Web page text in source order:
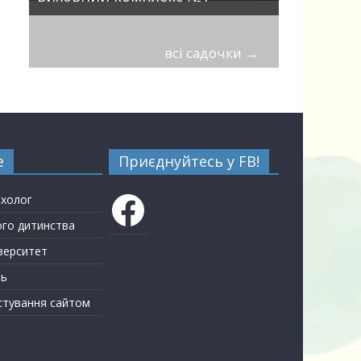
всі садочки →
дитинства
сайтом
Приєднуйтесь у FB!
Facebook